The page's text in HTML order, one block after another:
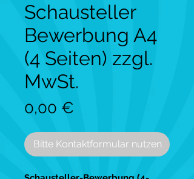
Schausteller
Bewerbung A4
(4 Seiten) zzgl.
MwSt.
0,00 €
Bitte Kontaktformular nutzen